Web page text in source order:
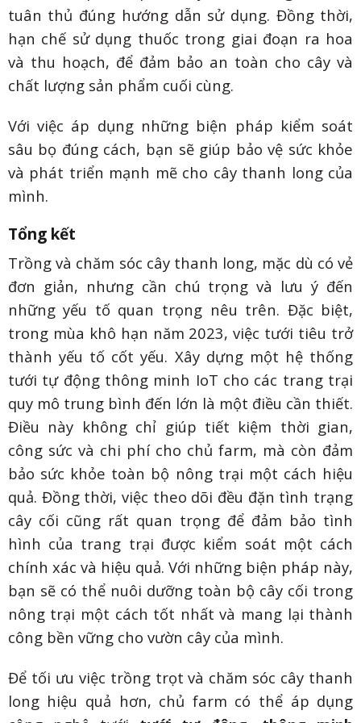
tuân thủ đúng hướng dẫn sử dụng. Đồng thời,
hạn chế sử dụng thuốc trong giai đoạn ra hoa
và thu hoạch, để đảm bảo an toàn cho cây và
chất lượng sản phẩm cuối cùng.
Với việc áp dụng những biện pháp kiểm soát
sâu bọ đúng cách, bạn sẽ giúp bảo vệ sức khỏe
và phát triển mạnh mẽ cho cây thanh long của
mình.
Tổng kết
Trồng và chăm sóc cây thanh long, mặc dù có vẻ
đơn giản, nhưng cần chú trọng và lưu ý đến
những yếu tố quan trọng nêu trên. Đặc biệt,
trong mùa khô hạn năm 2023, việc tưới tiêu trở
thành yếu tố cốt yếu. Xây dựng một hệ thống
tưới tự động thông minh IoT cho các trang trại
quy mô trung bình đến lớn là một điều cần thiết.
Điều này không chỉ giúp tiết kiệm thời gian,
công sức và chi phí cho chủ farm, mà còn đảm
bảo sức khỏe toàn bộ nông trại một cách hiệu
quả. Đồng thời, việc theo dõi đều đặn tình trạng
cây cối cũng rất quan trọng để đảm bảo tình
hình của trang trại được kiểm soát một cách
chính xác và hiệu quả. Với những biện pháp này,
bạn sẽ có thể nuôi dưỡng toàn bộ cây cối trong
nông trại một cách tốt nhất và mang lại thành
công bền vững cho vườn cây của mình.
Để tối ưu việc trồng trọt và chăm sóc cây thanh
long hiệu quả hơn, chủ farm có thể áp dụng